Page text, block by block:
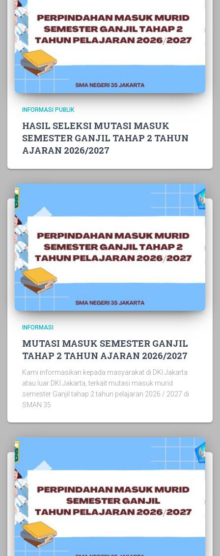
INFORMASI PUBLIK
HASIL SELEKSI MUTASI MASUK
SEMESTER GANJIL TAHAP 2 TAHUN
AJARAN 2026/2027
INFORMASI
MUTASI MASUK SEMESTER GANJIL
TAHAP 2 TAHUN AJARAN 2026/2027
Kami informasikan kepada masyarakat di DKI Jakarta
atau luar DKI Jakarta, terkait mutasi masuk murid
semester Ganjil tahap 2 tahun pelajaran 2026 / 2027 di
SMAN 35